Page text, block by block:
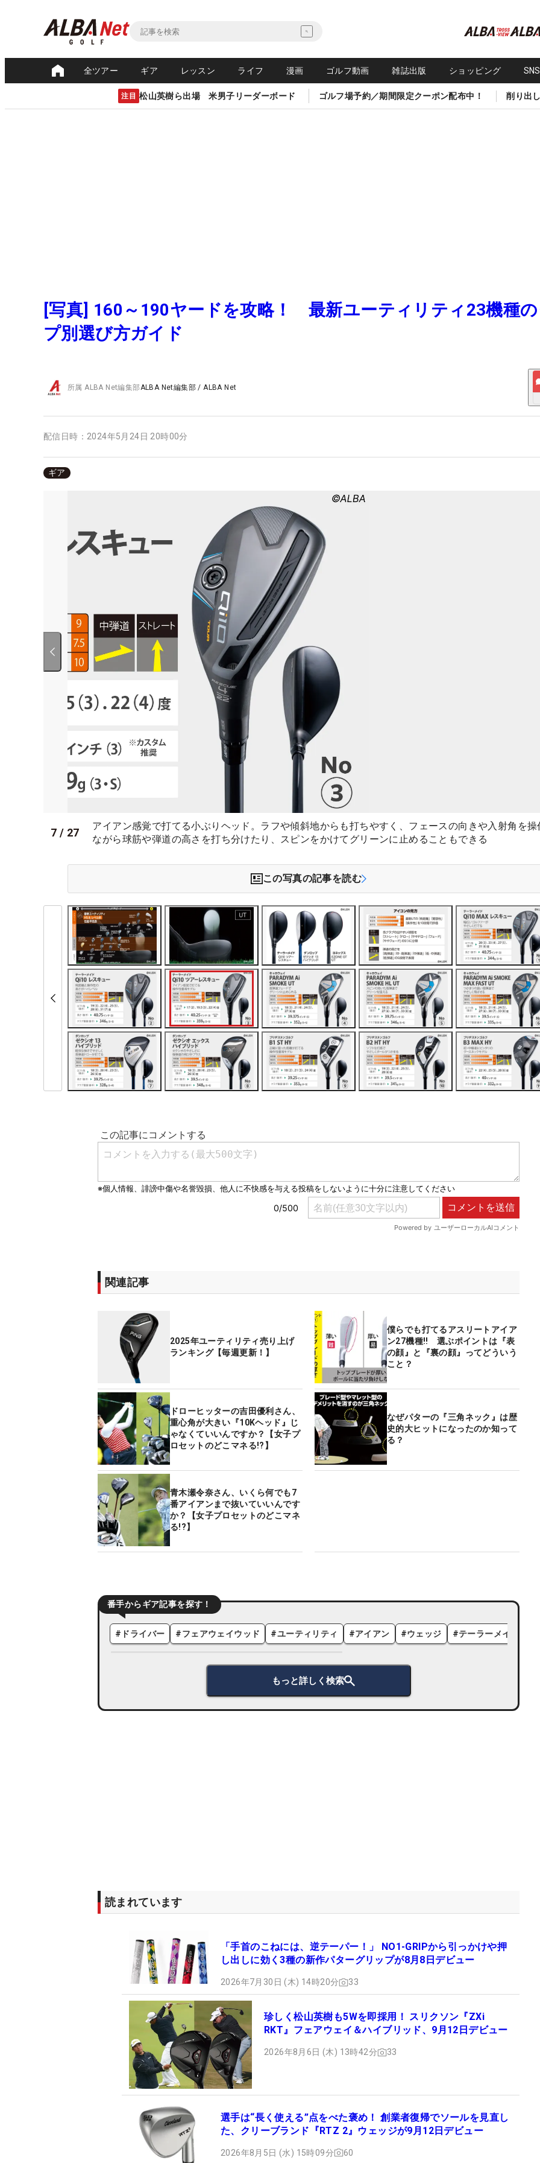
全ツアー ギア レッスン ライフ 漫画 ゴルフ動画 雑誌出版 ショッピング
注目 松山英樹ら出場 米男子リーダーボード ゴルフ場予約／期間限定クーポン配布中！ 削り出
[写真] 160～190ヤードを攻略！ 最新ユーティリティ23機種
プ別選び方ガイド
所属ALBA Net編集部ALBA Net編集部 /ALBA Net
配信日時： 2024年5月24日 20時00分
ギア
7 / 27
アイアン感覚で打てる小ぶりヘッド。ラフや傾斜地からも打ちやすく、フェースの向きや入射角を操
ながら球筋や弾道の高さを打ち分けたり、スピンをかけてグリーンに止めることもできる
この写真の記事を読む
関連記事
2025年ユーティリティ売り上げ
ランキング【毎週更新！】
僕らでも打てるアスリートアイア
ン27機種‼ 選ぶポイントは『表
の顔』と『裏の顔』ってどういう
こと？
ドローヒッターの吉田優利さん、
重心角が大きい『10Kヘッド』じ
ゃなくていいんですか？【女子プ
ロセットのどこマネる!?】
なぜパターの『三角ネック』は歴
史的大ヒットになったのか知って
る？
青木瀬令奈さん、いくら何でも7
番アイアンまで抜いていいんです
か？【女子プロセットのどこマネ
る!?】
番手からギア記事を探す！
# ドライバー #フェアウェイウッド #ユーティリティ #アイアン #ウェッジ #テーラーメイド
もっと詳しく検索
読まれています
「手首のこねには、逆テーパー！」 NO1-GRIPから引っかけや押
し出しに効く3種の新作パターグリップが8月8日デビュー
2026年7月30日 (木) 14時20分 33
珍しく松山英樹も5Wを即採用！ スリクソン『ZXi
RKT』フェアウェイ＆ハイブリッド、9月12日デビュー
2026年8月6日 (木) 13時42分 33
選手は“長く使える”点をべた褒め！ 創業者復帰でソールを見直し
た、クリーブランド『RTZ 2』ウェッジが9月12日デビュー
2026年8月5日 (水) 15時09分 60